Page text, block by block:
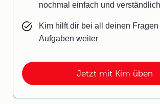
Jetzt mit Kim üben
nochmal einfach und verständlich
Kim hilft dir bei all deinen Fragen
Aufgaben weiter